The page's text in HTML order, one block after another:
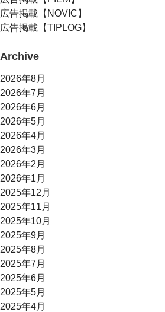
広告掲載【NOVIC】
広告掲載【TIPLOG】
Archive
2026年8月
2026年7月
2026年6月
2026年5月
2026年4月
2026年3月
2026年2月
2026年1月
2025年12月
2025年11月
2025年10月
2025年9月
2025年8月
2025年7月
2025年6月
2025年5月
2025年4月